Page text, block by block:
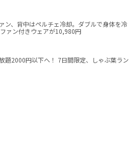
ン、背中はペルチェ冷却。ダブルで身体を冷
ァン付きウェアが10,980円
放題2000円以下へ！ 7日間限定、しゃぶ葉ラン